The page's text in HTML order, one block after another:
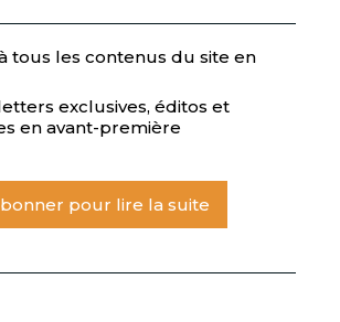
tous les contenus du site en
exclusives, éditos et
en avant-première
pour lire la suite